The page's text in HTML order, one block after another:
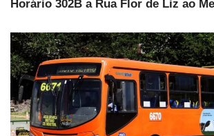
Horário 302B a Rua Flor de Liz ao